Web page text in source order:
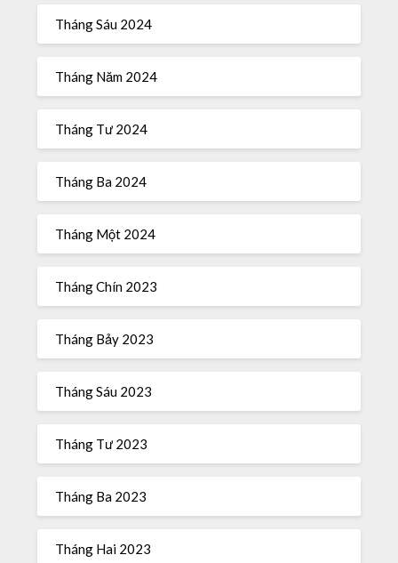
Tháng Sáu 2024
Tháng Năm 2024
Tháng Tư 2024
Tháng Ba 2024
Tháng Một 2024
Tháng Chín 2023
Tháng Bảy 2023
Tháng Sáu 2023
Tháng Tư 2023
Tháng Ba 2023
Tháng Hai 2023